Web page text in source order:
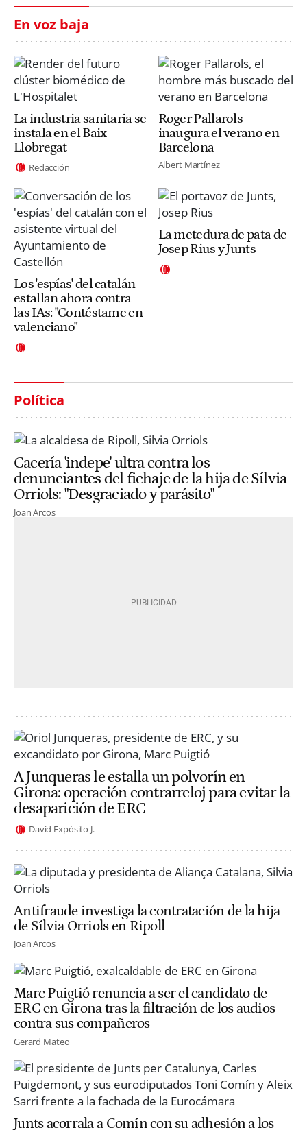
En voz baja
La industria sanitaria se
instala en el Baix
Llobregat
Redacción
Roger Pallarols
inaugura el verano en
Barcelona
Albert Martínez
Los 'espías' del catalán
estallan ahora contra
las IAs: "Contéstame en
valenciano"
La metedura de pata de
Josep Rius y Junts
Política
Cacería 'indepe' ultra contra los
denunciantes del fichaje de la hija de Sílvia
Orriols: "Desgraciado y parásito"
Joan Arcos
A Junqueras le estalla un polvorín en
Girona: operación contrarreloj para evitar la
desaparición de ERC
David Expósito J.
Antifraude investiga la contratación de la hija
de Sílvia Orriols en Ripoll
Joan Arcos
Marc Puigtió renuncia a ser el candidato de
ERC en Girona tras la filtración de los audios
contra sus compañeros
Gerard Mateo
Junts acorrala a Comín con su adhesión a los